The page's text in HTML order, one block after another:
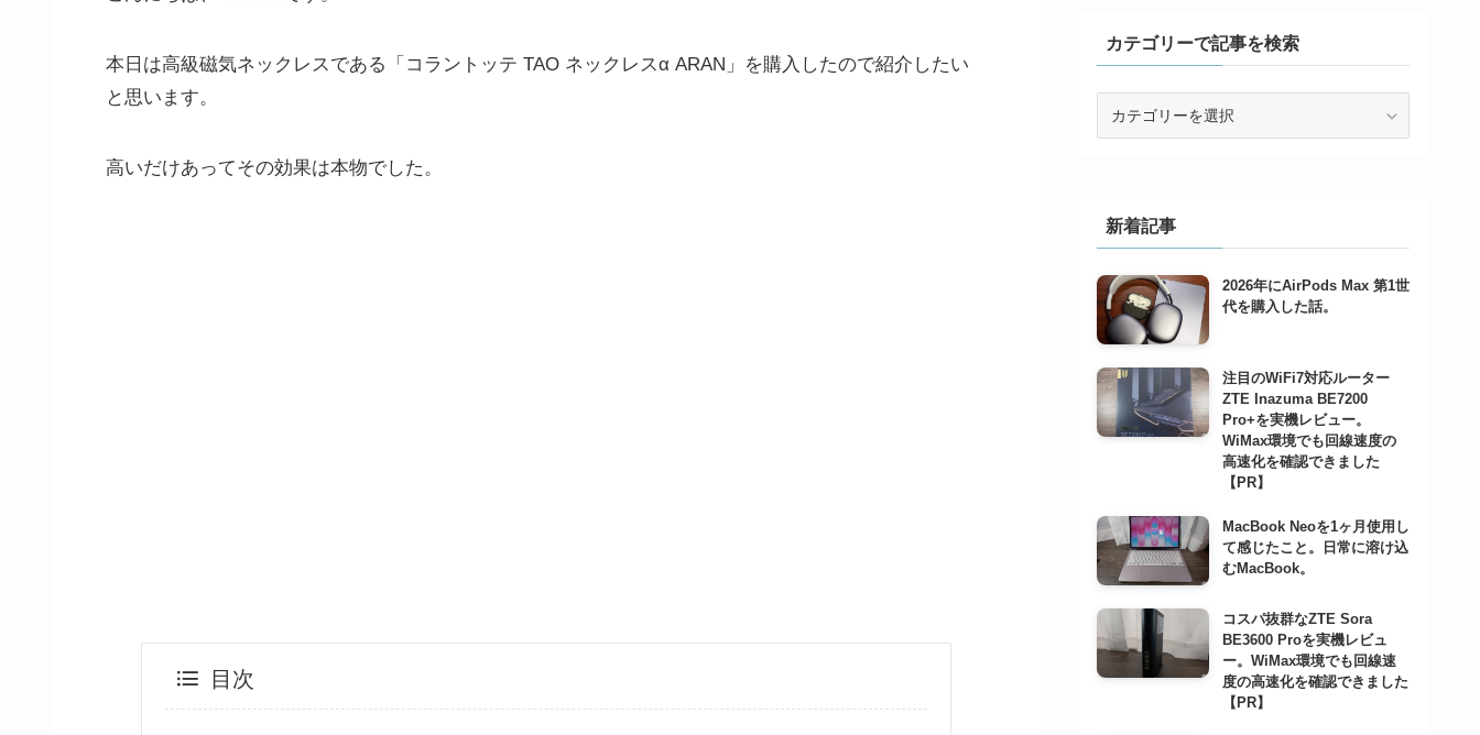
本日は高級磁気ネックレスである「コラントッテ TAO ネックレスα ARAN」を購入したので紹介したい
と思います。
高いだけあってその効果は本物でした。
目次
カテゴリーで記事を検索
で
記
事
を
検
索
新着記事
2026年にAirPods Max 第1世
代を購入した話。
注目のWiFi7対応ルーター
ZTE Inazuma BE7200
Pro+を実機レビュー。
WiMax環境でも回線速度の
高速化を確認できました
【PR】
MacBook Neoを1ヶ月使用し
て感じたこと。日常に溶け込
むMacBook。
コスパ抜群なZTE Sora
BE3600 Proを実機レビュ
ー。WiMax環境でも回線速
度の高速化を確認できました
【PR】